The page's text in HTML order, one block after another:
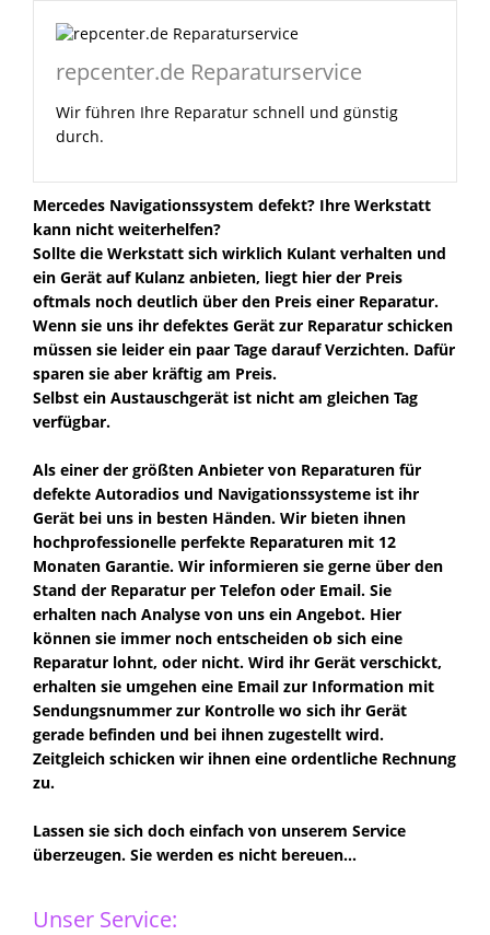
repcenter.de Reparaturservice
Wir führen Ihre Reparatur schnell und günstig
durch.
Mercedes Navigationssystem defekt? Ihre Werkstatt
kann nicht weiterhelfen?
Sollte die Werkstatt sich wirklich Kulant verhalten und
ein Gerät auf Kulanz anbieten, liegt hier der Preis
oftmals noch deutlich über den Preis einer Reparatur.
Wenn sie uns ihr defektes Gerät zur Reparatur schicken
müssen sie leider ein paar Tage darauf Verzichten. Dafür
sparen sie aber kräftig am Preis.
Selbst ein Austauschgerät ist nicht am gleichen Tag
verfügbar.
Als einer der größten Anbieter von Reparaturen für
defekte Autoradios und Navigationssysteme ist ihr
Gerät bei uns in besten Händen. Wir bieten ihnen
hochprofessionelle perfekte Reparaturen mit 12
Monaten Garantie. Wir informieren sie gerne über den
Stand der Reparatur per Telefon oder Email. Sie
erhalten nach Analyse von uns ein Angebot. Hier
können sie immer noch entscheiden ob sich eine
Reparatur lohnt, oder nicht. Wird ihr Gerät verschickt,
erhalten sie umgehen eine Email zur Information mit
Sendungsnummer zur Kontrolle wo sich ihr Gerät
gerade befinden und bei ihnen zugestellt wird.
Zeitgleich schicken wir ihnen eine ordentliche Rechnung
zu.
Lassen sie sich doch einfach von unserem Service
überzeugen. Sie werden es nicht bereuen...
Unser Service: